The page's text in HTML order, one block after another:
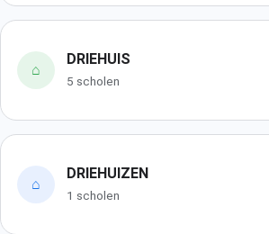
⌂
DRIEHUIS
5 scholen
⌂
DRIEHUIZEN
1 scholen